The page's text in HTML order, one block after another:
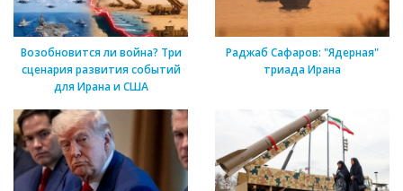
Возобновится ли война? Три
сценария развития событий
для Ирана и США
Раджаб Сафаров: "Ядерная"
триада Ирана